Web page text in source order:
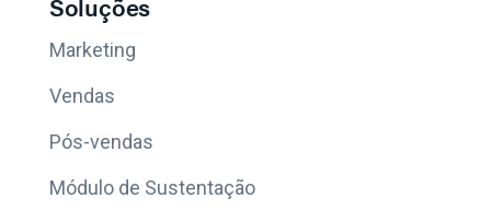
Marketing
Vendas
Pós-vendas
Módulo de Sustentação